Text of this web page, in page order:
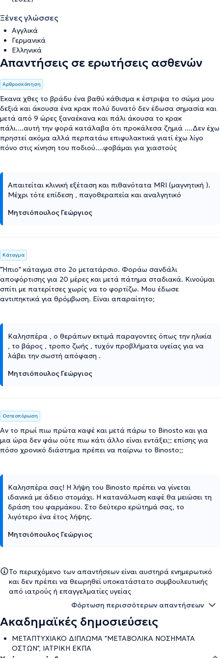
Ξένες γλώσσες
Αγγλικά
Γερμανικά
Ελληνικά
Απαντήσεις σε ερωτήσεις ασθενών
Αρθροσκόπηση
Έκανα χθες το βράδυ ένα βαθύ κάθισμα κ έστριψα το σώμα μου
δεξιά και άκουσα ένα κρακ πολύ δυνατό δεν έδωσα σημασία και
μετά από 9 ώρες ξαναέκανα και πάλι άκουσα το κρακ
πάλι....αυτή την φορά κατάλαβα ότι προκάλεσα ζημιά ....Δεν έχω
πρηστεί ακόμα αλλά περπατάω επιφυλακτικά γιατί έχω λίγο
πόνο στις κίνηση του ποδιού....φοβάμαι για χιαστούς
Απαιτείται κλινική εξέταση και πιθανότατα MRI (μαγνητική ).
Μέχρι τότε επίδεση , παγοθεραπεία και αναλγητικό
Μητσιόπουλος Γεώργιος
Κάταγμα
"Ήπιο" κάταγμα στο 2ο μετατάρσιο. Φοράω σανδάλι
αποφόρτισης για 20 μέρες και μετά πάτημα σταδιακά. Κινούμαι
σπίτι με πατερίτσες χωρίς να το φορτίζω. Μου έδωσε
αντιπηκτικά για θρόμβωση. Είναι απαραίτητο;
Καλησπέρα , ο θεράπων εκτιμά παραγοντες όπως την ηλικία
, το βάρος , τροπο ζωής , τυχόν προβλήματα υγείας για να
λάβει την σωστή απόφαση .
Μητσιόπουλος Γεώργιος
Οστεοπόρωση
Αν το πρωί πιω πρώτα καφέ και μετά πάρω το Binosto και για
μια ώρα δεν φάω ούτε πιω κάτι άλλο είναι εντάξει;; επίσης για
πόσο χρονικό διάστημα πρέπει να παίρνω το Binosto;;
Καλησπέρα σας! Η λήψη του Binosto πρέπει να γίνεται
ιδανικά με άδειο στομάχι. Η κατανάλωση καφέ θα μειώσει τη
δράση του φαρμάκου. Στο δεύτερο ερώτημά σας, το
λιγότερο ένα έτος λήψης.
Μητσιόπουλος Γεώργιος
Το περιεχόμενο των απαντήσεων είναι αυστηρά ενημερωτικό
και δεν πρέπει να θεωρηθεί υποκατάστατο συμβουλευτικής
από ιατρούς ή επαγγελματίες υγείας
Φόρτωση περισσότερων απαντήσεων
Ακαδημαϊκές δημοσιεύσεις
ΜΕΤΑΠΤΥΧΙΑΚΟ ΔΙΠΛΩΜΑ "METABOΛΙΚΑ ΝΟΣΗΜΑΤΑ
ΟΣΤΩΝ", ΙΑΤΡΙΚΗ ΕΚΠΑ